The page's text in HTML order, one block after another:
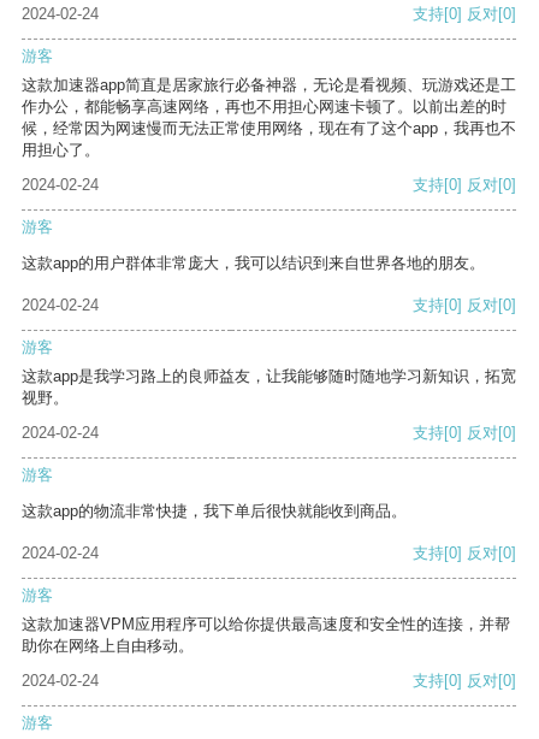
2024-02-24 支持[0] 反对[0]
游客
这款加速器app简直是居家旅行必备神器，无论是看视频、玩游戏还是工
作办公，都能畅享高速网络，再也不用担心网速卡顿了。以前出差的时
候，经常因为网速慢而无法正常使用网络，现在有了这个app，我再也不
用担心了。
2024-02-24
支持[0] 反对[0]
游客
这款app的用户群体非常庞大，我可以结识到来自世界各地的朋友。
2024-02-24 支持[0] 反对[0]
游客
这款app是我学习路上的良师益友，让我能够随时随地学习新知识，拓宽
视野。
2024-02-24
支持[0] 反对[0]
游客
这款app的物流非常快捷，我下单后很快就能收到商品。
2024-02-24 支持[0] 反对[0]
游客
这款加速器VPM应用程序可以给你提供最高速度和安全性的连接，并帮
助你在网络上自由移动。
2024-02-24
支持[0] 反对[0]
游客